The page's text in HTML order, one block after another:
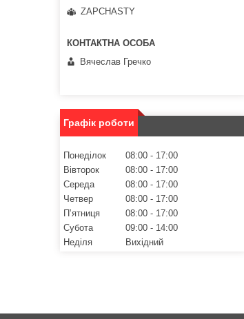
ZAPCHASTY
Вячеслав Гречко
Графік роботи
Понеділок 08:00
17:00
Вівторок
08:00
17:00
Середа
08:00
17:00
Четвер
08:00
17:00
Пʼятниця
08:00
17:00
Субота
09:00
14:00
Неділя
Вихідний